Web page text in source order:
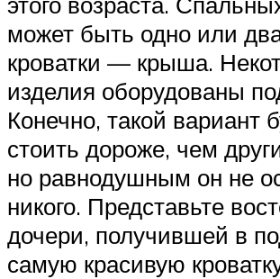
может быть одно или
кроватки — крыша.
изделия оборудованы
Конечно, такой вариант
стоить дороже, чем
но равнодушным он не
никого. Представьте
дочери, получившей в
самую красивую